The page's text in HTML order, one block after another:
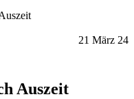
21 März 24
Auszeit